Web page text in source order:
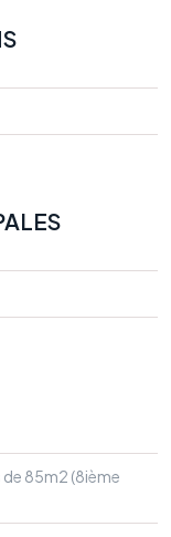
de 85m2 (8ième